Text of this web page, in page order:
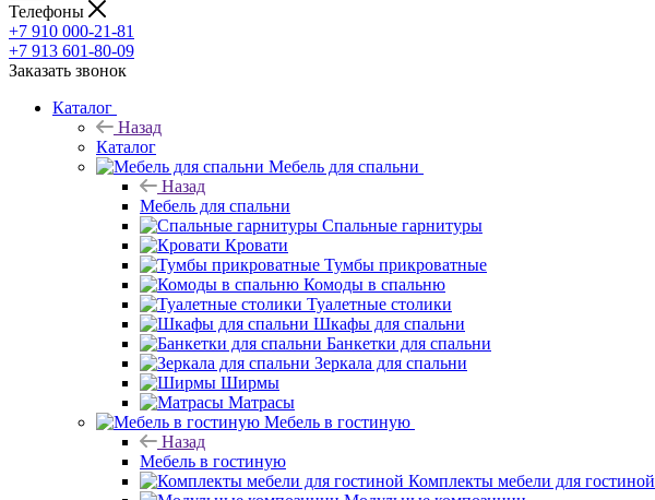
Телефоны
+7 910 000-21-81
+7 913 601-80-09
Заказать звонок
Каталог
Назад
Каталог
Мебель для спальни
Назад
Мебель для спальни
Спальные гарнитуры
Кровати
Тумбы прикроватные
Комоды в спальню
Туалетные столики
Шкафы для спальни
Банкетки для спальни
Зеркала для спальни
Ширмы
Матрасы
Мебель в гостиную
Назад
Мебель в гостиную
Комплекты мебели для гостиной